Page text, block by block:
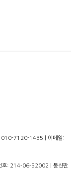
: 010-7120-1435 | 이메일:
호: 214-06-52002 | 통신판